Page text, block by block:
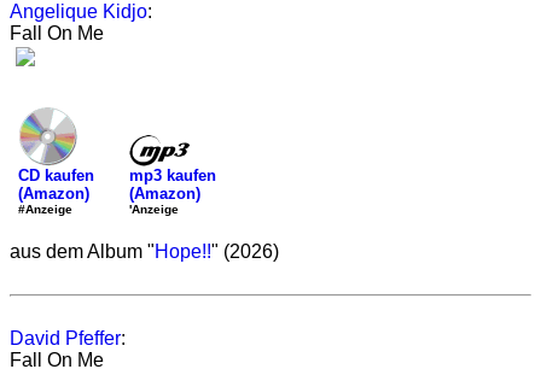
Angelique Kidjo:
Fall On Me
CD kaufen
(Amazon)
#Anzeige
mp3 kaufen
(Amazon)
'Anzeige
aus dem Album "Hope!!" (2026)
David Pfeffer:
Fall On Me